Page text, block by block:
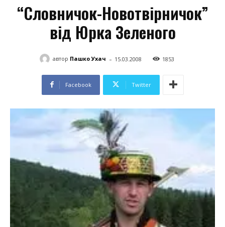
“Словничок-Новотвірничок”
від Юрка Зеленого
автор Пашко Ухач - 15.03.2008 1853
Facebook Twitter